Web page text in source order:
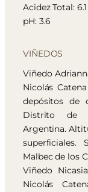
Acidez Total:
pH: 3.6
VIÑEDOS
Viñedo
Nicolás
depósitos de
Distrito de
Argentina.
superficiales.
Malbec de los
Viñedo
Nicolás